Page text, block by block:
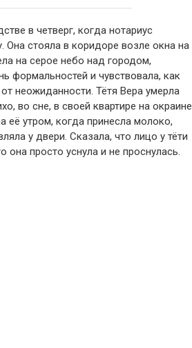
в четверг, когда нотариус
Она стояла в коридоре возле окна на
на серое небо над городом,
формальностей и чувствовала, как
неожиданности. Тётя Вера умерла
во сне, в своей квартире на окраине
её утром, когда принесла молоко,
у двери. Сказала, что лицо у тёти
она просто уснула и не проснулась.